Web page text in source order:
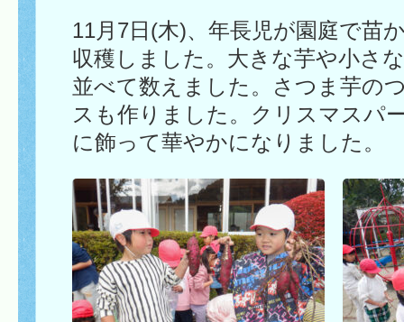
11月7日(木)、年長児が園庭で苗
収穫しました。大きな芋や小さ
並べて数えました。さつま芋の
スも作りました。クリスマスパ
に飾って華やかになりました。